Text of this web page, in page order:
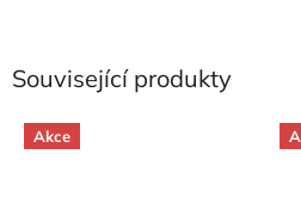
Související produkty
Akce